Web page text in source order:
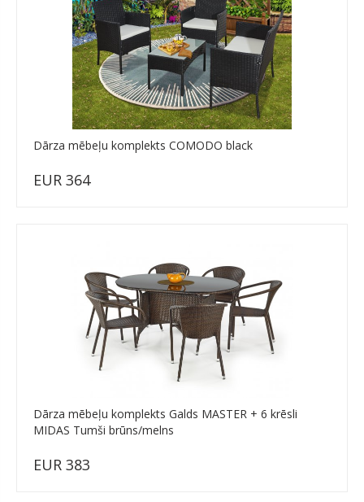
Dārza mēbeļu komplekts COMODO black
EUR 364
Dārza mēbeļu komplekts Galds MASTER + 6 krēsli
MIDAS Tumši brūns/melns
EUR 383